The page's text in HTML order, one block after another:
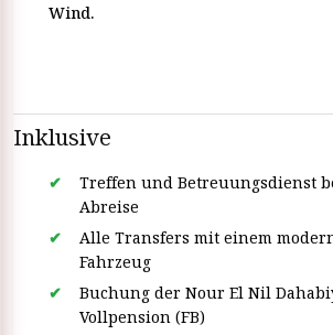
Wind.
Inklusive
Treffen und Betreuungsdienst
Abreise
Alle Transfers mit einem
Fahrzeug
Buchung der Nour El Nil
Vollpension (FB)